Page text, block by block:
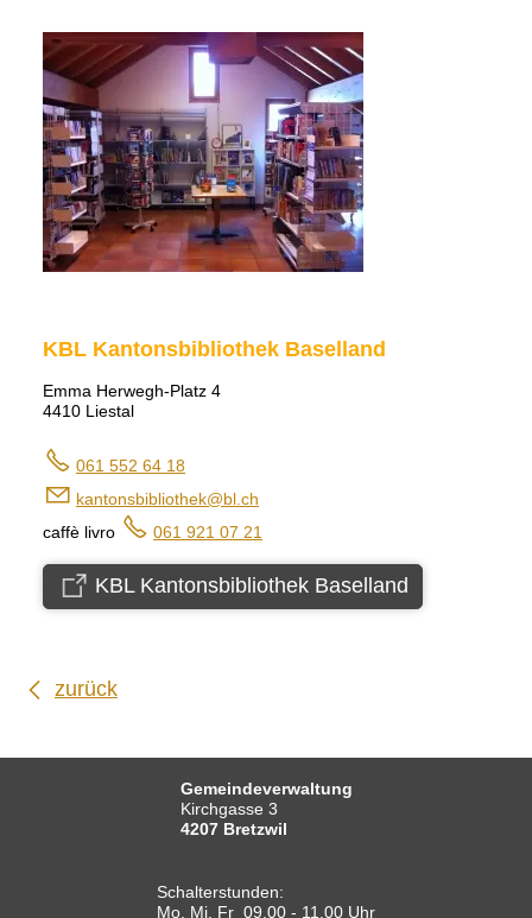
Datenschutz
Druckansicht
KBL Kantonsbibliothek Baselland
Emma Herwegh-Platz 4
4410 Liestal
061 552 64 18
k nt nsb bl th k bl ch
caffè livro
061 921 07 21
KBL Kantonsbibliothek Baselland
zurück
Gemeindeverwaltung
Kirchgasse 3
4207 Bretzwil
Schalterstunden:
Mo, Mi, Fr 09.00 - 11.00 Uhr